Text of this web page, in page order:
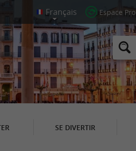
Espace Pro
SE DIVERTIR